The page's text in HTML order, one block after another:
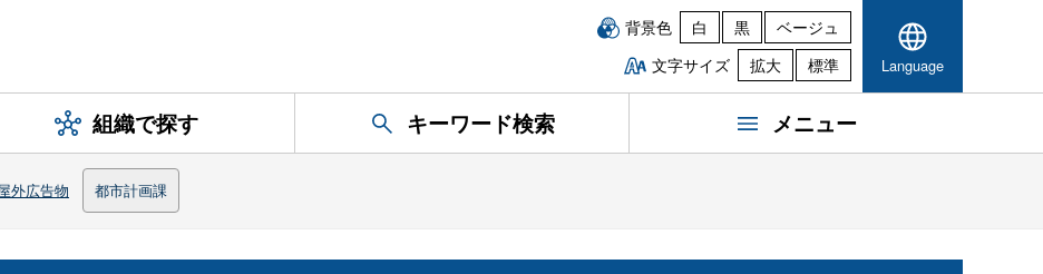
背景色 白 黒
ベージュ
文字サイズ
拡大 標準 Language
組織で探す キーワード検索 メニュー
外広告物 都市計画課